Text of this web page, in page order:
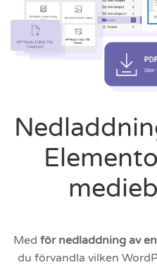
Med för nedladdning av
du förvandla vilken